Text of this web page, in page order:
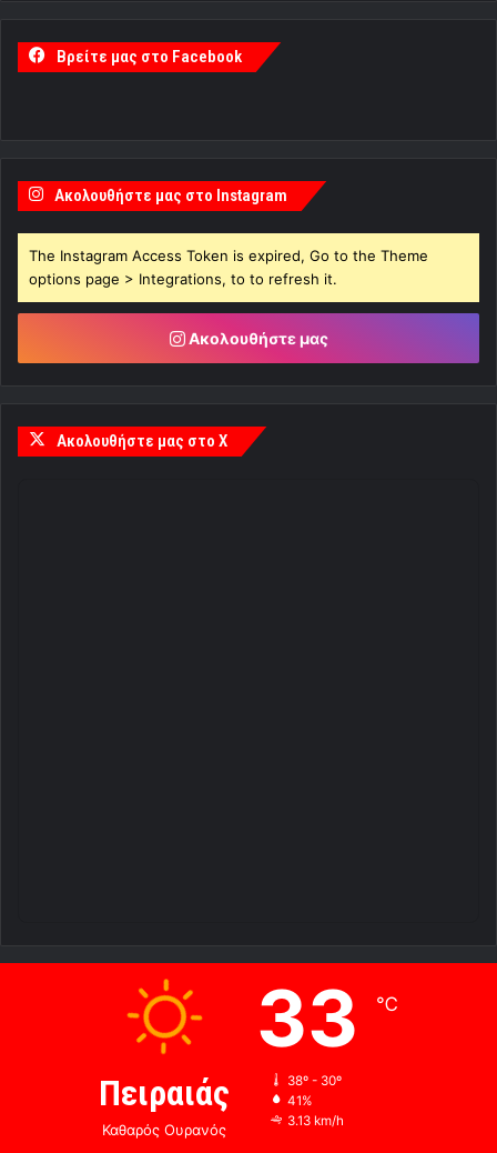
Βρείτε μας στο Facebook
Ακολουθήστε μας στο Instagram
The Instagram Access Token is expired, Go to the Theme
options page > Integrations, to to refresh it.
Ακολουθήστε μας
Ακολουθήστε μας στο X
Πειραιάς
Καθαρός Ουρανός
33 ℃
38º - 30º
41%
3.13 km/h